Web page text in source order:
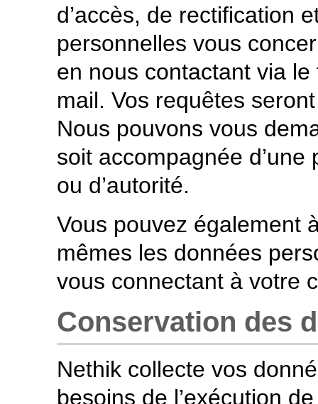
d’accès, de rectification
personnelles vous
en nous contactant via
mail. Vos requêtes
Nous pouvons vous
soit accompagnée d’une
ou d’autorité.
Vous pouvez également
mêmes les données
vous connectant à votre
Conservation des
Nethik collecte vos
besoins de l’exécution